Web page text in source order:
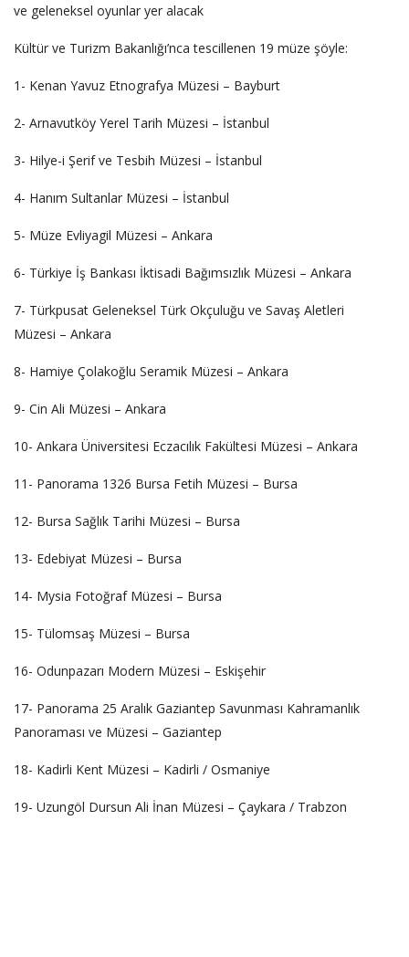
ve geleneksel oyunlar yer alacak
Kültür ve Turizm Bakanlığı’nca tescillenen 19 müze şöyle:
1- Kenan Yavuz Etnografya Müzesi – Bayburt
2- Arnavutköy Yerel Tarih Müzesi – İstanbul
3- Hilye-i Şerif ve Tesbih Müzesi – İstanbul
4- Hanım Sultanlar Müzesi – İstanbul
5- Müze Evliyagil Müzesi – Ankara
6- Türkiye İş Bankası İktisadi Bağımsızlık Müzesi – Ankara
7- Türkpusat Geleneksel Türk Okçuluğu ve Savaş Aletleri
Müzesi – Ankara
8- Hamiye Çolakoğlu Seramik Müzesi – Ankara
9- Cin Ali Müzesi – Ankara
10- Ankara Üniversitesi Eczacılık Fakültesi Müzesi – Ankara
11- Panorama 1326 Bursa Fetih Müzesi – Bursa
12- Bursa Sağlık Tarihi Müzesi – Bursa
13- Edebiyat Müzesi – Bursa
14- Mysia Fotoğraf Müzesi – Bursa
15- Tülomsaş Müzesi – Bursa
16- Odunpazarı Modern Müzesi – Eskişehir
17- Panorama 25 Aralık Gaziantep Savunması Kahramanlık
Panoraması ve Müzesi – Gaziantep
18- Kadirli Kent Müzesi – Kadirli / Osmaniye
19- Uzungöl Dursun Ali İnan Müzesi – Çaykara / Trabzon